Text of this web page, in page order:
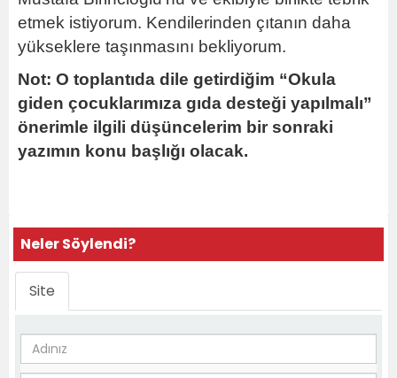
etmek istiyorum. Kendilerinden çıtanın daha
yükseklere taşınmasını bekliyorum.
Not: O toplantıda dile getirdiğim “Okula
giden çocuklarımıza gıda desteği yapılmalı”
önerimle ilgili düşüncelerim bir sonraki
yazımın konu başlığı olacak.
Neler Söylendi?
Site